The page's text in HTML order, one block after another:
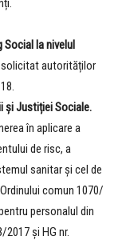
Social la nivelul
autorităților
și Justiției Sociale.
în aplicare a
de risc, a
sanitar și cel de
comun 1070/
personalul din
și HG nr.